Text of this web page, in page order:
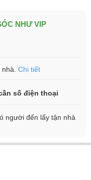
NHƯ VIP
Chi tiết
số điện thoại
người đến lấy tận nhà